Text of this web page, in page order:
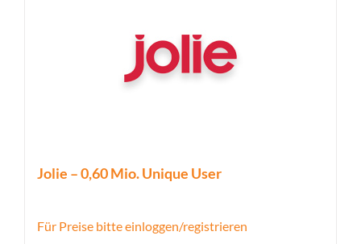
Jolie – 0,60 Mio. Unique User
Für Preise bitte einloggen/registrieren